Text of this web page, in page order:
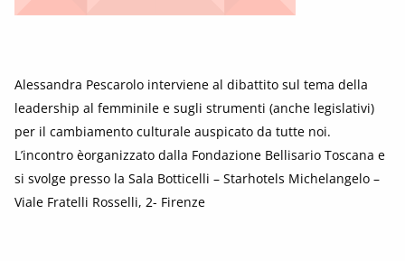
Alessandra Pescarolo interviene al dibattito sul tema della
leadership al femminile e sugli strumenti (anche legislativi)
per il cambiamento culturale auspicato da tutte noi.
L’incontro èorganizzato dalla Fondazione Bellisario Toscana e
si svolge presso la Sala Botticelli – Starhotels Michelangelo –
Viale Fratelli Rosselli, 2- Firenze